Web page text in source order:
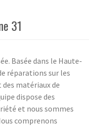
31
Basée dans le Haute-
réparations sur les
matériaux de
dispose des
et nous sommes
comprenons